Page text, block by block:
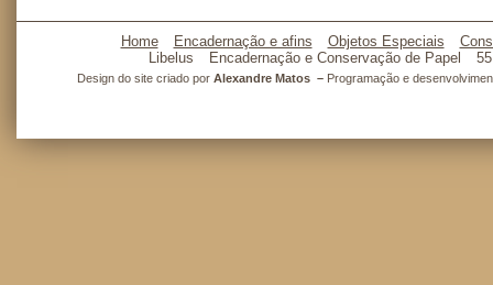
Home Encadernação e afins Objetos Especiais
Libelus
Encadernação e Conservação de Papel
Design do site criado por Alexandre Matos – Programação e